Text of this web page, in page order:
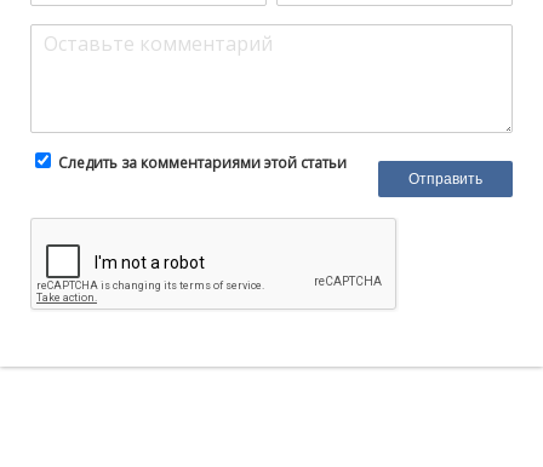
Следить за комментариями этой статьи